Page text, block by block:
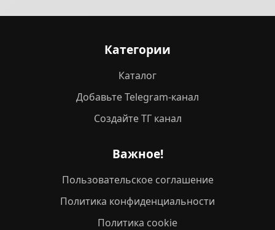
Категории
Каталог
Добавьте Telegram-канал
Создайте ТГ канал
Важное!
Пользовательское соглашение
Политика конфиденциальности
Политика cookie